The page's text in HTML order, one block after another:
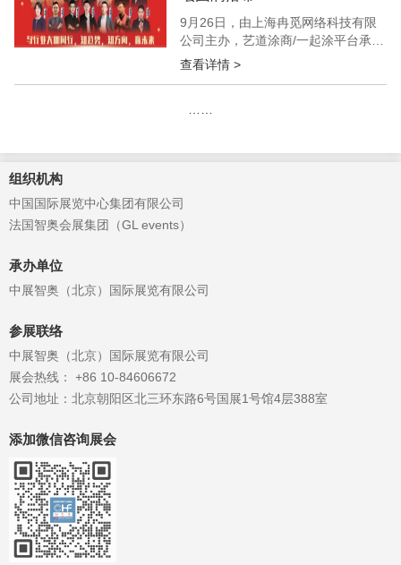
应链企业等行业用...
9月26日，由上海冉觅网络科技有限
公司主办，艺道涂商/一起涂平台承
办，中国涂料工业协会艺术涂料涂装
趋势论坛暨经营之道论坛在上海举
查看详情 >
组织机构
中国国际展览中心集团有限公司
法国智奥会展集团（GL events）
承办单位
中展智奥（北京）国际展览有限公司
参展联络
中展智奥（北京）国际展览有限公司
展会热线： +86 10-84606672
公司地址：北京朝阳区北三环东路6号国展1号馆4层388室
添加微信咨询展会